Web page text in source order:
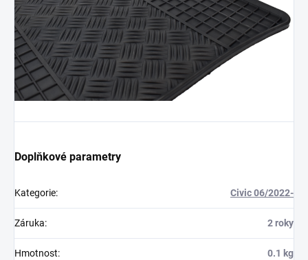
Doplňkové parametry
Kategorie: Civic 06/2022-
Záruka: 2 roky
Hmotnost: 0.1 kg